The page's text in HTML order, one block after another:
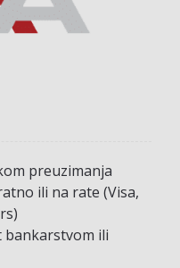
preuzimanja
ili na rate (Visa,
bankarstvom ili